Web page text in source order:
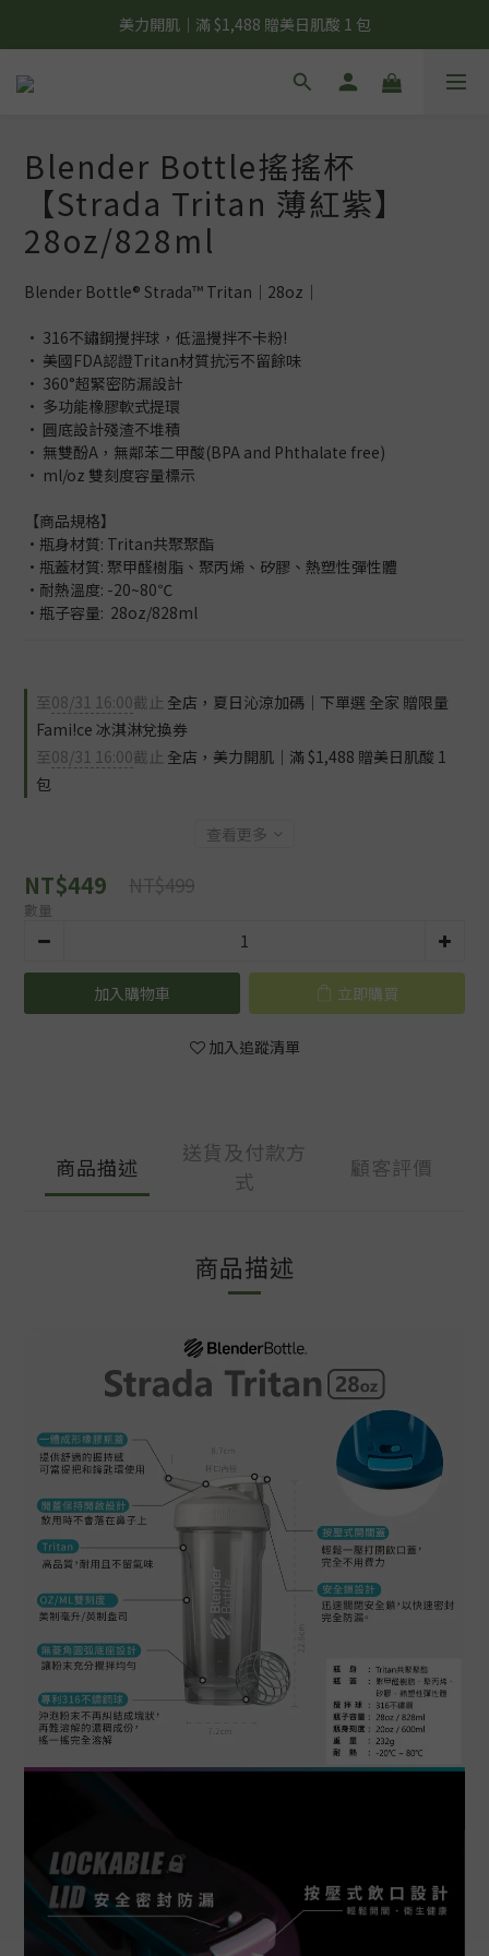
夏日輕補給｜500g 植物蛋白最低 $373 起
美力開肌｜滿 $1,488 贈美日肌酸 1 包
夏日輕補給｜500g 植物蛋白最低 $373 起
Blender Bottle搖搖杯
【Strada Tritan 薄紅紫】
28oz/828ml
Blender Bottle® Strada™ Tritan｜28oz｜
• 316不鏽鋼攪拌球，低溫攪拌不卡粉!
• 美國FDA認證Tritan材質抗污不留餘味
• 360°超緊密防漏設計
• 多功能橡膠軟式提環
• 圓底設計殘渣不堆積
• 無雙酚A，無鄰苯二甲酸(BPA and Phthalate free)
• ml/oz 雙刻度容量標示
【商品規格】
•瓶身材質: Tritan共聚聚酯
•瓶蓋材質: 聚甲醛樹脂、聚丙烯、矽膠、熱塑性彈性體
•耐熱溫度: -20~80℃
•瓶子容量:  28oz/828ml
至08/31 16:00截止 全店，夏日沁涼加碼｜下單選 全家 贈限量
Fami!ce 冰淇淋兌換券
至08/31 16:00截止 全店，美力開肌｜滿 $1,488 贈美日肌酸 1
包
查看更多
NT$449 NT$499
數量
加入購物車 立即購買
加入追蹤清單
商品描述
送貨及付款方
式
顧客評價
商品描述